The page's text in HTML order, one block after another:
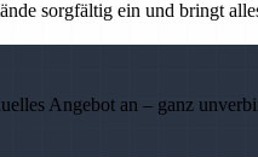
sorgfältig ein und bringt
Angebot an – ganz